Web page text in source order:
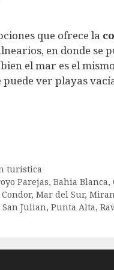
que ofrece la
en donde se
el mar es el
ver playas
turística
Parejas, Bahia Blanca,
, Mar del Sur,
Julian, Punta Alta,